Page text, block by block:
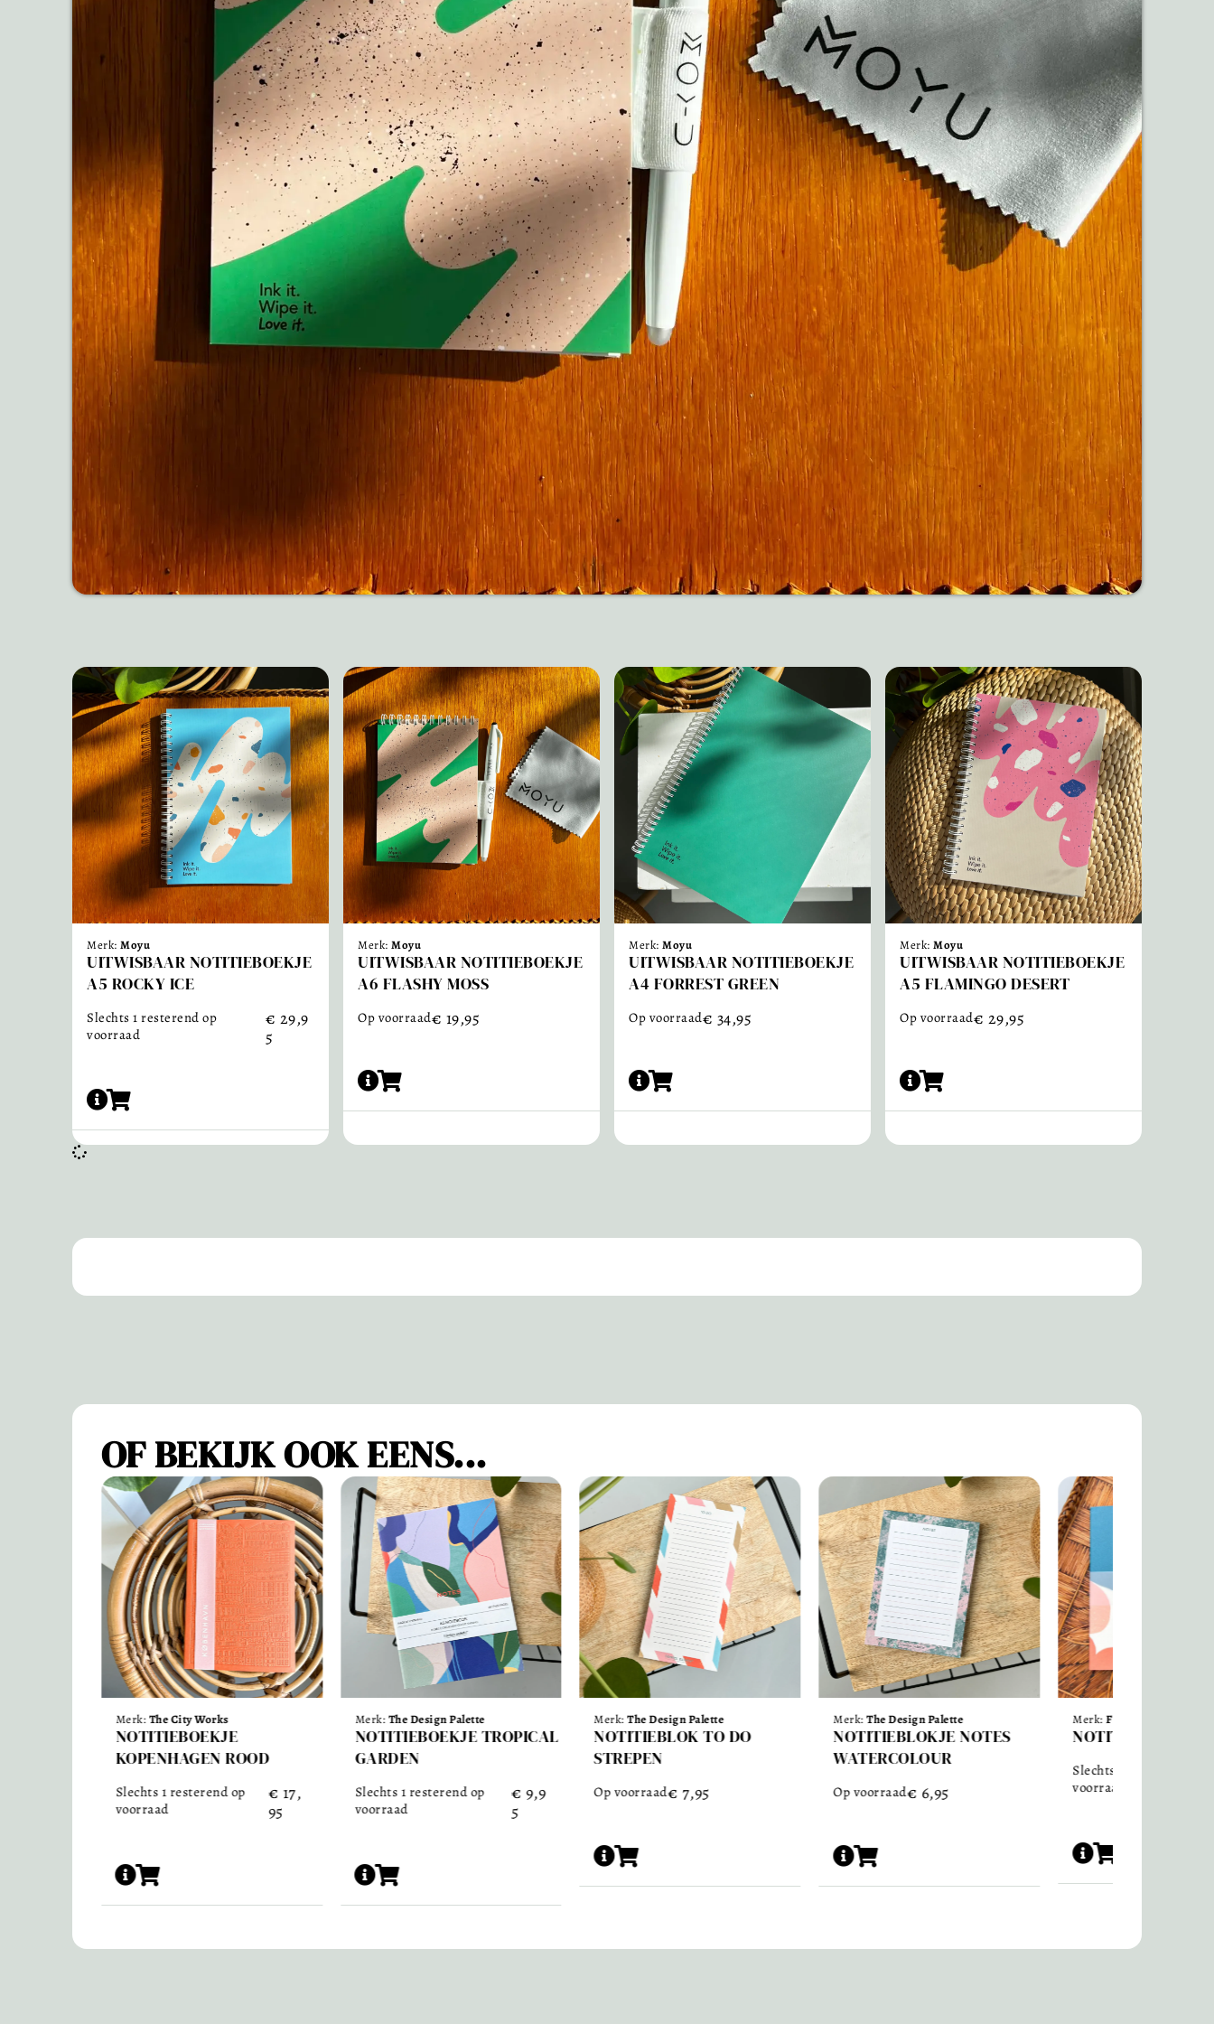
Merk: Moyu
UITWISBAAR NOTITIEBOEKJE
A5 ROCKY ICE
Slechts 1 resterend op
voorraad
€ 29,9
5
Merk: Moyu
UITWISBAAR NOTITIEBOEKJE
A6 FLASHY MOSS
Op voorraad€ 19,95
Merk: Moyu
UITWISBAAR NOTITIEBOEKJE
A4 FORREST GREEN
Op voorraad€ 34,95
Merk: Moyu
UITWISBAAR NOTITIEBOEKJE
A5 FLAMINGO DESERT
Op voorraad€ 29,95
OF BEKIJK OOK EENS...
Merk:The Design Palette
NOTITIEBOEKJE TROPICAL
GARDEN
Slechts 1 resterend op
voorraad
€ 9,9
5
Merk:The Design Palette
NOTITIEBLOK TO DO
STREPEN
Op voorraad€7,95
Merk:The Design Palette
NOTITIEBLOKJE NOTES
WATERCOLOUR
Op voorraad€ 6,95
Merk:Fin Studio
NOTITIEBOEKJE EENVOUD
voorraad
Merk:Haferkorn &
NOTES KLEURRIJK
Op voorraad